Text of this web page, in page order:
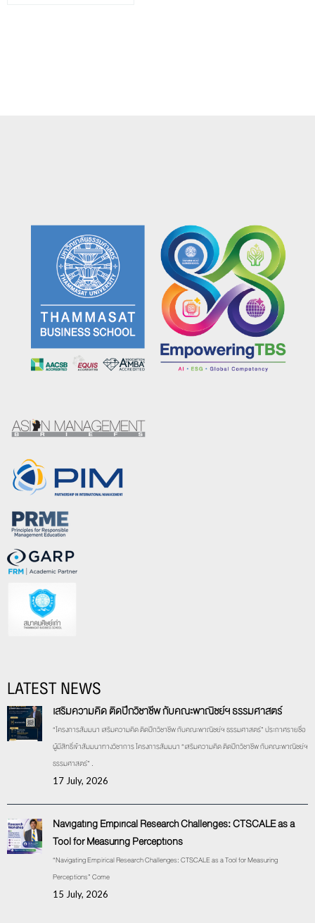
LATEST NEWS
เสริมความคิด ติดปีกวิชาชีพ กับคณะพาณิชย์ฯ ธรรมศาสตร์
“โครงการสัมมนา เสริมความคิด ติดปีกวิชาชีพ กับคณะพาณิชย์ฯ ธรรมศาสตร์” ประกาศรายชื่อ
ผู้มีสิทธิ์เข้าสัมมนาทางวิชาการ โครงการสัมมนา “เสริมความคิด ติดปีกวิชาชีพ กับคณะพาณิชย์ฯ
ธรรมศาสตร์” .
17 July, 2026
Navigating Empirical Research Challenges: CTSCALE as a
Tool for Measuring Perceptions
“Navigating Empirical Research Challenges: CTSCALE as a Tool for Measuring
Perceptions” Come
15 July, 2026